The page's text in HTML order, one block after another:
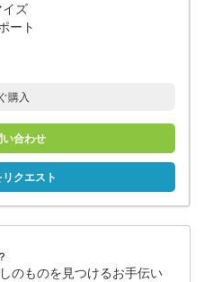
ズ
ート
購入
合わせ
クエスト
のものを見つけるお手伝い